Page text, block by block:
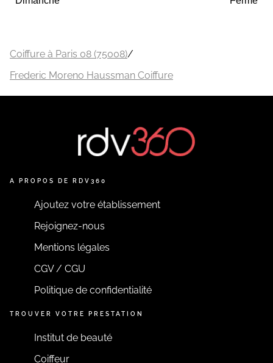
Coiffure à Paris 08 (75008)/
Frederic Moreno Haussman Coiffure
A PROPOS DE RDV360
Ajoutez votre établissement
Rejoignez-nous
Mentions légales
CGV / CGU
Politique de confidentialité
TROUVER VOTRE PRESTATION
Institut de beauté
Coiffeur